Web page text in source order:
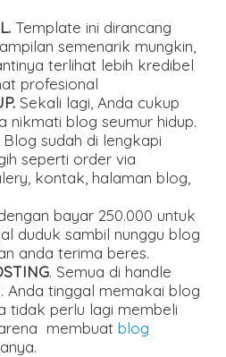
Template ini dirancang
semenarik mungkin,
terlihat lebih kredibel
profesional
Sekali lagi, Anda cukup
nikmati blog seumur hidup.
Blog sudah di lengkapi
seperti order via
kontak, halaman blog,
bayar 250.000 untuk
duduk sambil nunggu blog
anda terima beres.
. Semua di handle
Anda tinggal memakai blog
tidak perlu lagi membeli
membuatblog